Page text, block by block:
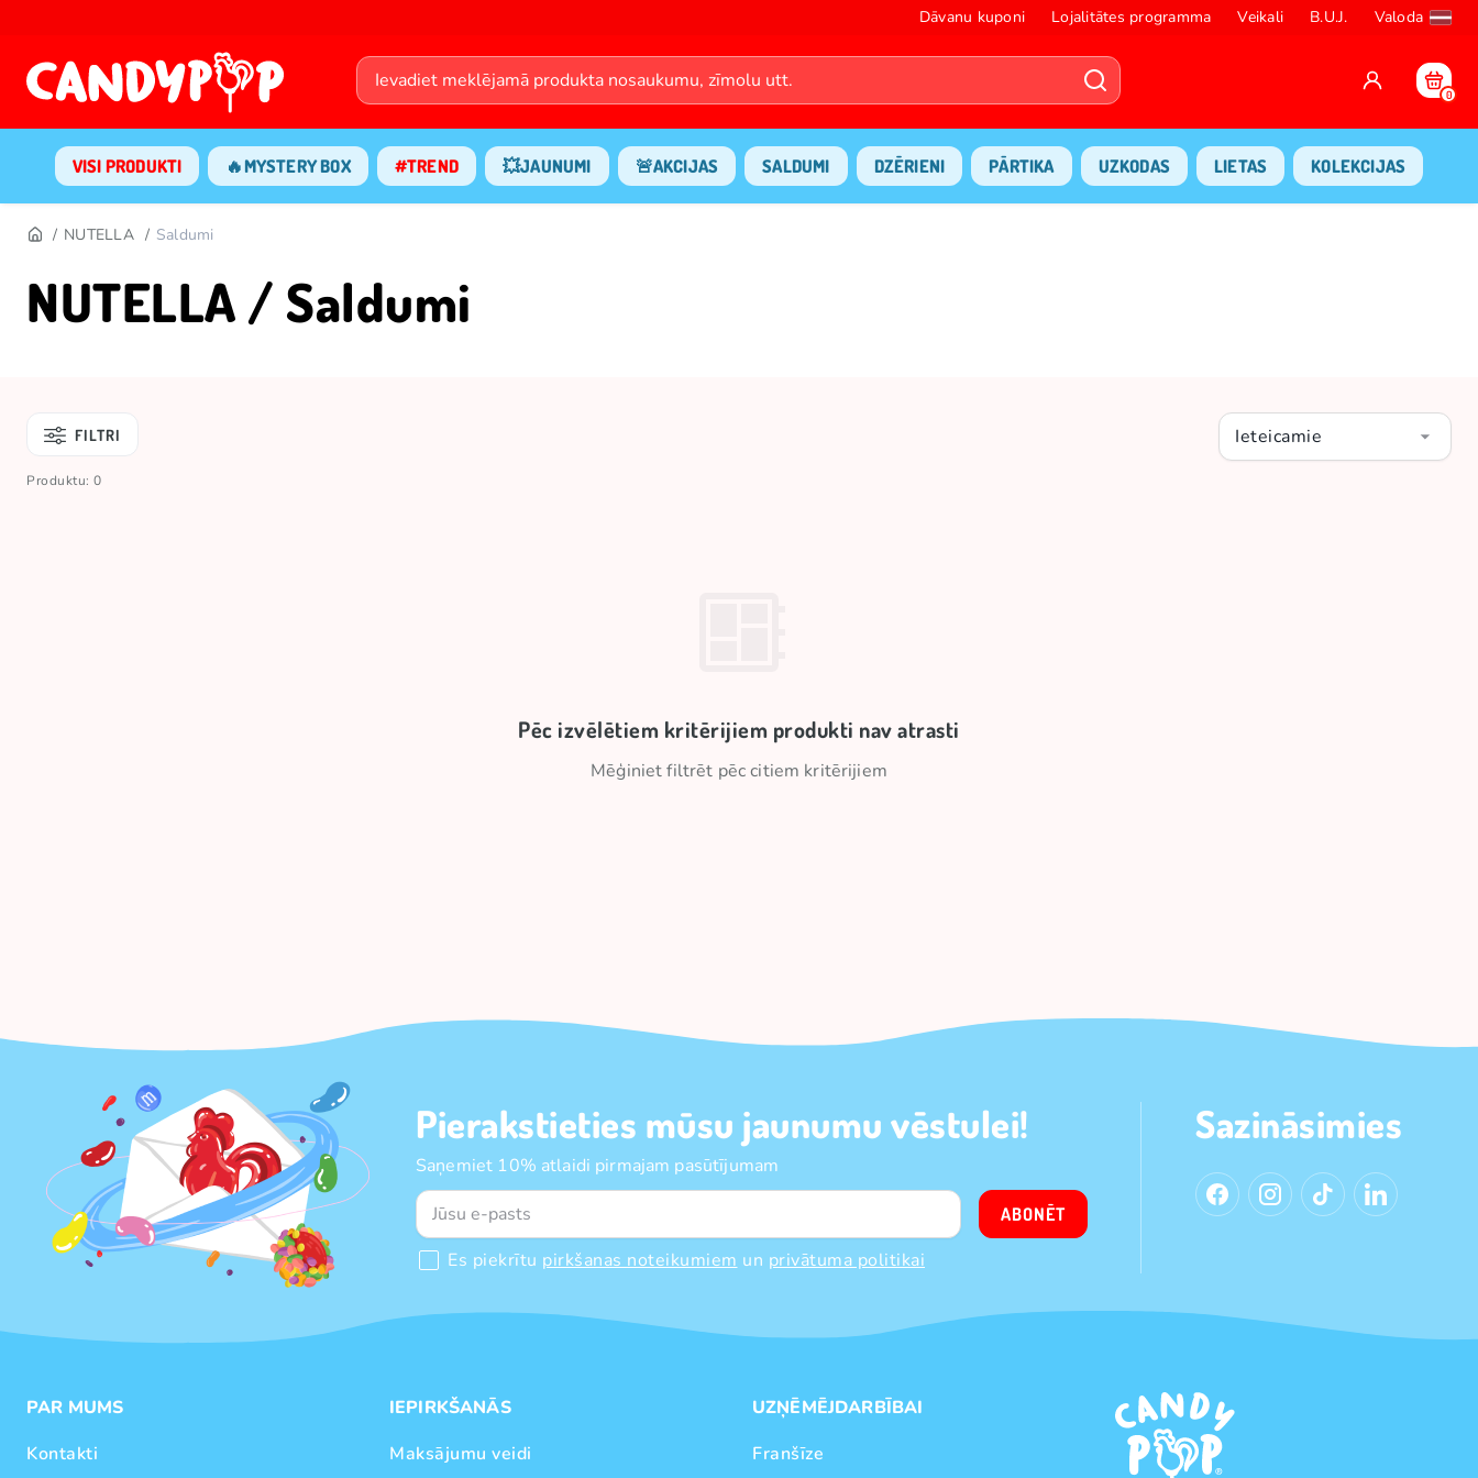
Dāvanu kuponi Lojalitātes programma Veikali B.U.J. Valoda
0
VISI PRODUKTI 🔥MYSTERY BOX #TREND 💥JAUNUMI 🚨AKCIJAS SALDUMI DZĒRIENI PĀRTIKA UZKODAS LIETAS KOLEKCIJAS
NUTELLA Saldumi
NUTELLA / Saldumi
FILTRI Ieteicamie
Produktu: 0
Pēc izvēlētiem kritērijiem produkti nav atrasti
Mēģiniet filtrēt pēc citiem kritērijiem
Pierakstieties mūsu jaunumu vēstulei!
Saņemiet 10% atlaidi pirmajam pasūtījumam
Es piekrītu pirkšanas noteikumiem un privātuma politikai
ABONĒT
Sazināsimies
PAR MUMS
Kontakti
IEPIRKŠANĀS
Maksājumu veidi
UZŅĒMĒJDARBĪBAI
Franšīze